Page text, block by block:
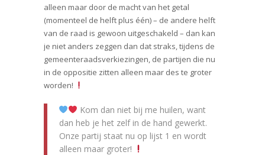
alleen maar door de macht van het getal
(momenteel de helft plus één) – de andere helft
van de raad is gewoon uitgeschakeld – dan kan
je niet anders zeggen dan dat straks, tijdens de
gemeenteraadsverkiezingen, de partijen die nu
in de oppositie zitten alleen maar des te groter
worden!
Kom dan niet bij me huilen, want
dan heb je het zelf in de hand gewerkt.
Onze partij staat nu op lijst 1 en wordt
alleen maar groter!